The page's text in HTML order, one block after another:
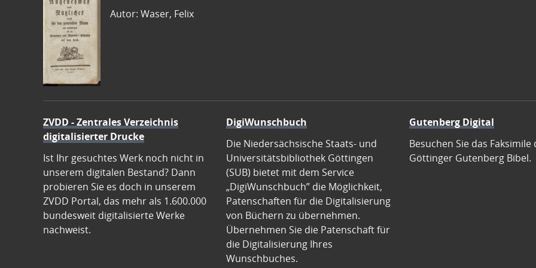
Autor: Waser, Felix
ZVDD - Zentrales Verzeichnis
digitalisierter Drucke
Ist Ihr gesuchtes Werk noch nicht in
unserem digitalen Bestand? Dann
probieren Sie es doch in unserem
ZVDD Portal, das mehr als 1.600.000
bundesweit digitalisierte Werke
nachweist.
DigiWunschbuch
Die Niedersächsische Staats- und
Universitätsbibliothek Göttingen
(SUB) bietet mit dem Service
„DigiWunschbuch” die Möglichkeit,
Patenschaften für die Digitalisierung
von Büchern zu übernehmen.
Übernehmen Sie die Patenschaft für
die Digitalisierung Ihres
Wunschbuches.
Gutenberg Digital
Besuchen Sie das Faksimile
Göttinger Gutenberg Bibel.